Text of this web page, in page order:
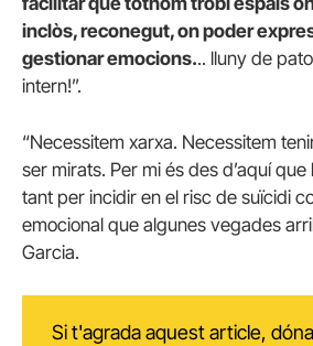
inclòs, reconegut, on poder
gestionar emocions... lluny de
intern!”.
“Necessitem xarxa. Necessitem
ser mirats. Per mi és des d’aquí
tant per incidir en el risc de suïcidi
emocional que algunes vegades
Garcia.
Si t'agrada aquest article,